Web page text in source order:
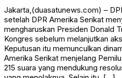
Jakarta,(duasatunews.com) –
setelah DPR Amerika Serikat
mengharuskan Presiden Donald
Kongres sebelum melanjutkan
Keputusan itu memunculkan
Amerika Serikat menjelang
215 suara yang mendukung